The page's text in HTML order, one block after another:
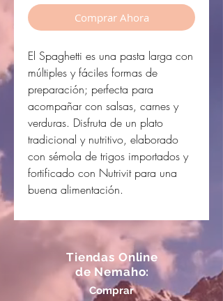
Comprar Ahora
El Spaghetti es una pasta larga con
múltiples y fáciles formas de
preparación; perfecta para
acompañar con salsas, carnes y
verduras. Disfruta de un plato
tradicional y nutritivo, elaborado
con sémola de trigos importados y
fortificado con Nutrivit para una
buena alimentación.
Tiendas Online
de Nemaho:
Comprar